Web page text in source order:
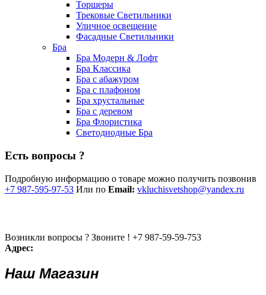
Торшеры
Трековые Светильники
Уличное освещение
Фасадные Светильники
Бра
Бра Модерн & Лофт
Бра Классика
Бра с абажуром
Бра с плафоном
Бра хрустальные
Бра с деревом
Бра Флористика
Светодиодные Бра
Есть вопросы ?
Подробную информацию о товаре можно получить позвонив
+7 987-595-97-53 Или по Email: vkluchisvetshop@yandex.ru
Возникли вопросы ? Звоните ! +7 987-59-59-753
Адрес:
Наш Магазин